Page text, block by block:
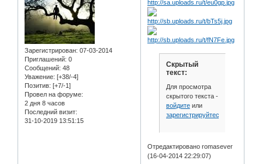
Зарегистрирован: 07-03-2014
Приглашений: 0
Сообщений: 48
Уважение: [+38/-4]
Позитив: [+7/-1]
Провел на форуме:
2 дня 8 часов
Последний визит:
31-10-2019 13:51:15
Скрытый
текст:
Для просмотра
скрытого текста -
войдитеили
зарегистрируйтесь
Отредактировано romasever
(16-04-2014 22:29:07)